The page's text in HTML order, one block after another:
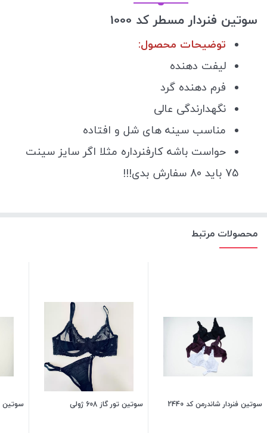
سوتین فنردار مسطر کد 1000
توضیحات محصول:
لیفت دهنده
فرم دهنده گرد
نگهدارندگی عالی
مناسب سینه های شل و افتاده
حواست باشه کارفنرداره مثلا اگر سایز سینت
75 باید 80 سفارش بدی!!!
محصولات مرتبط
سوتین فنردار شاندرمن کد 2440 سوتین تور گاز 608 ژولی سوتین